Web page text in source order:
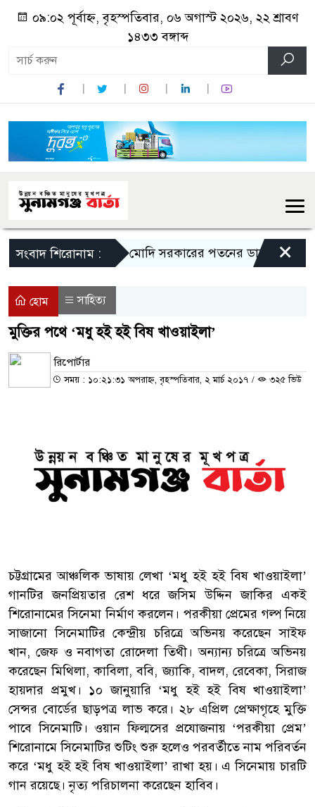
০৯:০২ পূর্বাহ্ন, বৃহস্পতিবার, ০৬ অগাস্ট ২০২৬, ২২ শ্রাবণ
১৪৩৩ বঙ্গাব্দ
সংবাদ শিরোনাম : মোদি সরকারের পতনের ডাক রাহুল×
হোম সাহিত্য
মুক্তির পথে ‘মধু হই হই বিষ খাওয়াইলা’
রিপোর্টার
সময় : ১০:২১:৩১ অপরাহ্ন, বৃহস্পতিবার, ২ মার্চ ২০১৭ / ৩২৫ ভিউ
চট্টগ্রামের আঞ্চলিক ভাষায় লেখা ‘মধু হই হই বিষ খাওয়াইলা’
গানটির জনপ্রিয়তার রেশ ধরে জসিম উদ্দিন জাকির একই
শিরোনামের সিনেমা নির্মাণ করলেন। পরকীয়া প্রেমের গল্প নিয়ে
সাজানো সিনেমাটির কেন্দ্রীয় চরিত্রে অভিনয় করেছেন সাইফ
খান, জেফ ও নবাগতা রোদেলা তিথী। অন্যান্য চরিত্রে অভিনয়
করেছেন মিথিলা, কাবিলা, ববি, জ্যাকি, বাদল, রেবেকা, সিরাজ
হায়দার প্রমুখ। ১০ জানুয়ারি ‘মধু হই হই বিষ খাওয়াইলা’
সেন্সর বোর্ডের ছাড়পত্র লাভ করে। ২৮ এপ্রিল প্রেক্ষাগৃহে মুক্তি
পাবে সিনেমাটি। ওয়ান ফিল্মসের প্রযোজনায় ‘পরকীয়া প্রেম’
শিরোনামে সিনেমাটির শুটিং শুরু হলেও পরবর্তীতে নাম পরিবর্তন
করে ‘মধু হই হই বিষ খাওয়াইলা’ রাখা হয়। এ সিনেমায় চারটি
গান রয়েছে। নৃত্য পরিচালনা করেছেন হাবিব।